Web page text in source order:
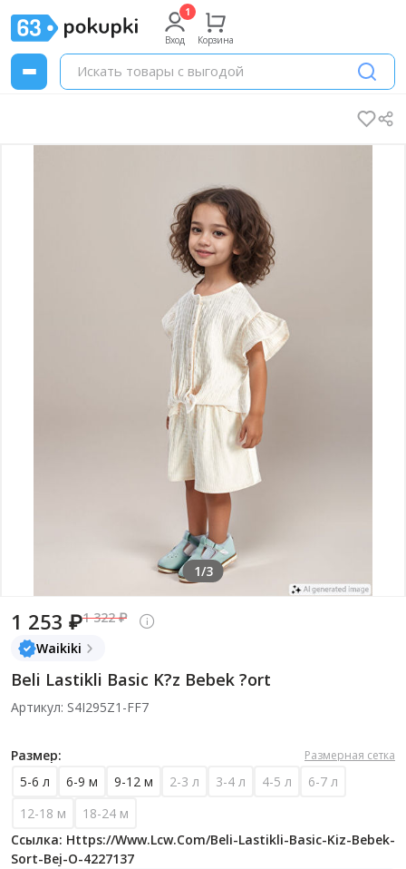
Вход Корзина
1/3
1 253 ₽1 322 ₽
Waikiki
Beli Lastikli Basic K?z Bebek ?ort
Артикул: S4I295Z1-FF7
Размер: Размерная сетка
5-6 л 6-9 м 9-12 м 2-3 л 3-4 л 4-5 л
6-7 л
12-18 м
18-24 м
Ссылка: Https://www.lcw.com/beli-Lastikli-Basic-Kiz-Bebek-
Sort-Bej-O-4227137